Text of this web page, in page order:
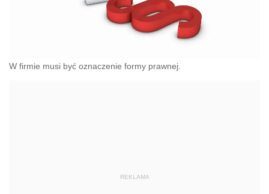
W firmie musi być oznaczenie formy prawnej.